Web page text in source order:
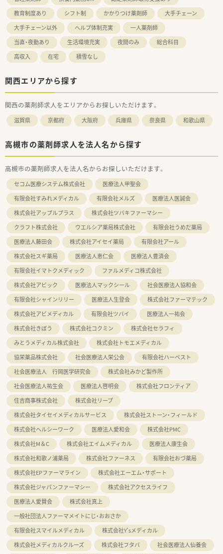
教育制度あり
シフト制 かかりつけ薬剤師
大手チェーン
大手チェーン以外
ヘルプ体制充実
一人薬剤師
当直・夜勤あり
生活環境充実 夜間のみ
総合科目
高収入
在宅 積雪なし
関西エリアから探す
関西の薬剤師求人をエリアからお探しいただけます。
滋賀県 京都府 大阪府 兵庫県 奈良県 和歌山県
高槻市の薬剤師求人を法人名から探す
高槻市の薬剤師求人を法人名からお探しいただけます。
セコム医療システム株式会社
医療法人甲聖会
有限会社すみれメディカル
有限会社メルズ
医療法人医誠会
株式会社アップルプラス
株式会社ツバキファーマシー
クラフト株式会社
ウエルシア薬局株式会社
有限会社うめだ薬局
医療法人藤田会
株式会社アイセイ薬局
有限会社アール
株式会社スギ薬局
医療法人恵仁会
医療法人豊済会
有限会社イマトクメディック
ファルメディコ株式会社
株式会社アビック
医療法人マックシール
社会医療法人協和会
有限会社シャインリリー
医療法人生登会
株式会社ファーマテック
株式会社アビメディカル
有限会社ツバイ
医療法人一祐会
株式会社きぼう
株式会社コクミン
株式会社セラフィ
みとうメディカル株式会社
株式会社トモエメディカル
協栄薬品株式会社
社会医療法人栄公会
有限会社ハーベスト
社会医療法人 行岡医学研究会
株式会社みかど製作所
社会医療法人祐生会
医療法人啓明会
株式会社フロンティア
住吉商事株式会社
株式会社リープ
株式会社タイセイメディカルサービス
株式会社ストーン・フィールド
株式会社ヘルシーワーク
医療法人愛和会
株式会社PMC
株式会社M＆C
株式会社エイムメディカル
医療法人康生会
株式会社和歌ノ浦薬局
株式会社ファーネス
有限会社おづ薬局
株式会社EPファーマライン
株式会社エーエム・サポート
株式会社ジャパンファーマシー
株式会社アクセスライフ
医療法人愛賛会
株式会社真上
一般社団法人ファーマメイトにじ・おおさか
有限会社スマイルメディカル
株式会社Y'sメディカル
株式会社メディカルクルーズ
株式会社フタバ
社会医療法人仙養会